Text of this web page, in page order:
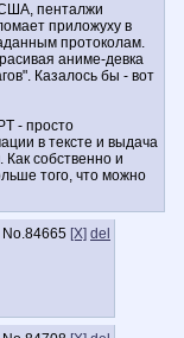
пенталжи
приложуху в
протоколам.
аниме-девка
Казалось бы - вот
- просто
в тексте и выдача
собственно и
того, что можно
No.84665 [X] del